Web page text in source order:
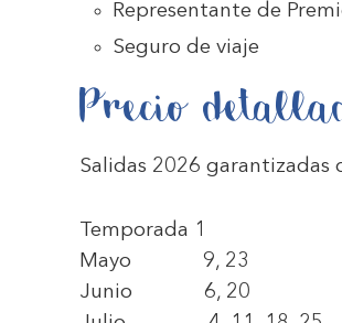
Representante de
Seguro de viaje
Precio
Salidas 2026 garantizadas
Temporada 1
Mayo 9, 23
Junio 6, 20